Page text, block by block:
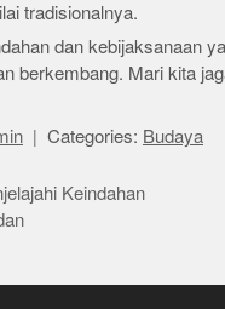
tradisionalnya.
dan kebijaksanaan
berkembang. Mari kita
Categories: Budaya
Keindahan